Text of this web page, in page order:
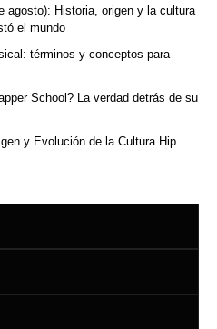
agosto): Historia, origen y la cultura
el mundo
términos y conceptos para
School? La verdad detrás de su
y Evolución de la Cultura Hip